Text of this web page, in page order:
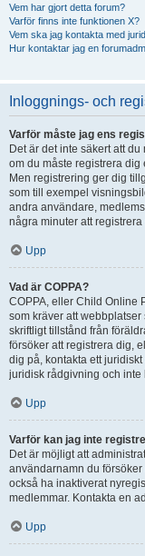
Vem har gjort detta forum?
Varför finns inte funktionen X?
Vem ska jag kontakta med
Hur kontaktar jag en
Inloggnings- och
Varför måste jag ens
Det är det inte säkert att
om du måste registrera
Men registrering ger dig
som till exempel
andra användare,
några minuter att
Upp
Vad är COPPA?
COPPA, eller Child Online
som kräver att
skriftligt tillstånd från
försöker att registrera dig,
dig på, kontakta ett
juridisk rådgivning och inte
Upp
Varför kan jag inte
Det är möjligt att
användarnamn du
också ha inaktiverat
medlemmar. Kontakta en
Upp